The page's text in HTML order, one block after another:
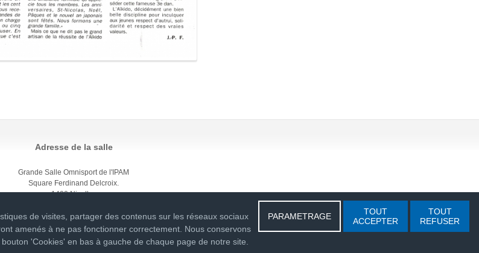
Adresse de la salle
Grande Salle Omnisport de l'IPAM
Square Ferdinand Delcroix.
1400 Nivelles
Visualiser sur une carte
de visites, partager des contenus sur les réseaux sociaux
amenés à ne pas fonctionner correctement. Nous conservons
'Cookies' en bas à gauche de chaque page de notre site.
PARAMETRAGE
TOUT
ACCEPTER
TOUT
REFUSER